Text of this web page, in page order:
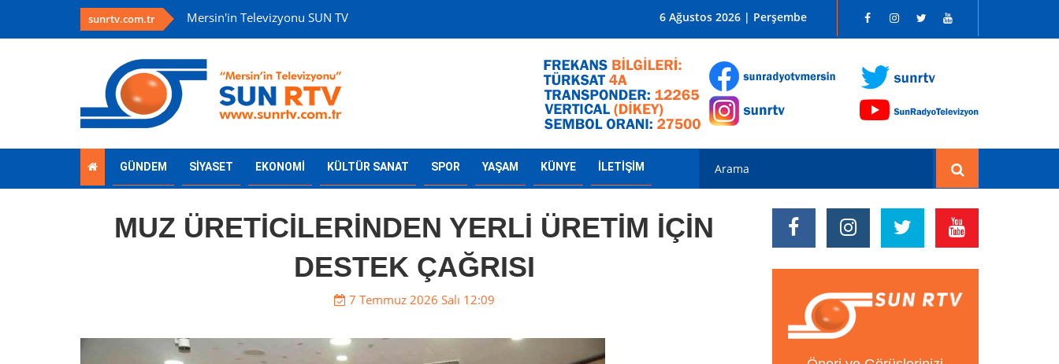
sunrtv.com.tr Mersin'in Televizyonu SUN TV Mersin'in Radyosu SUN RADYO FM 96.1
6 Ağustos 2026 | Perşembe
GÜNDEM SİYASET EKONOMİ KÜLTÜR SANAT SPOR YAŞAM KÜNYE İLETİŞİM
MUZ ÜRETİCİLERİNDEN YERLİ ÜRETİM İÇİN
DESTEK ÇAĞRISI
7 Temmuz 2026 Salı 12:09